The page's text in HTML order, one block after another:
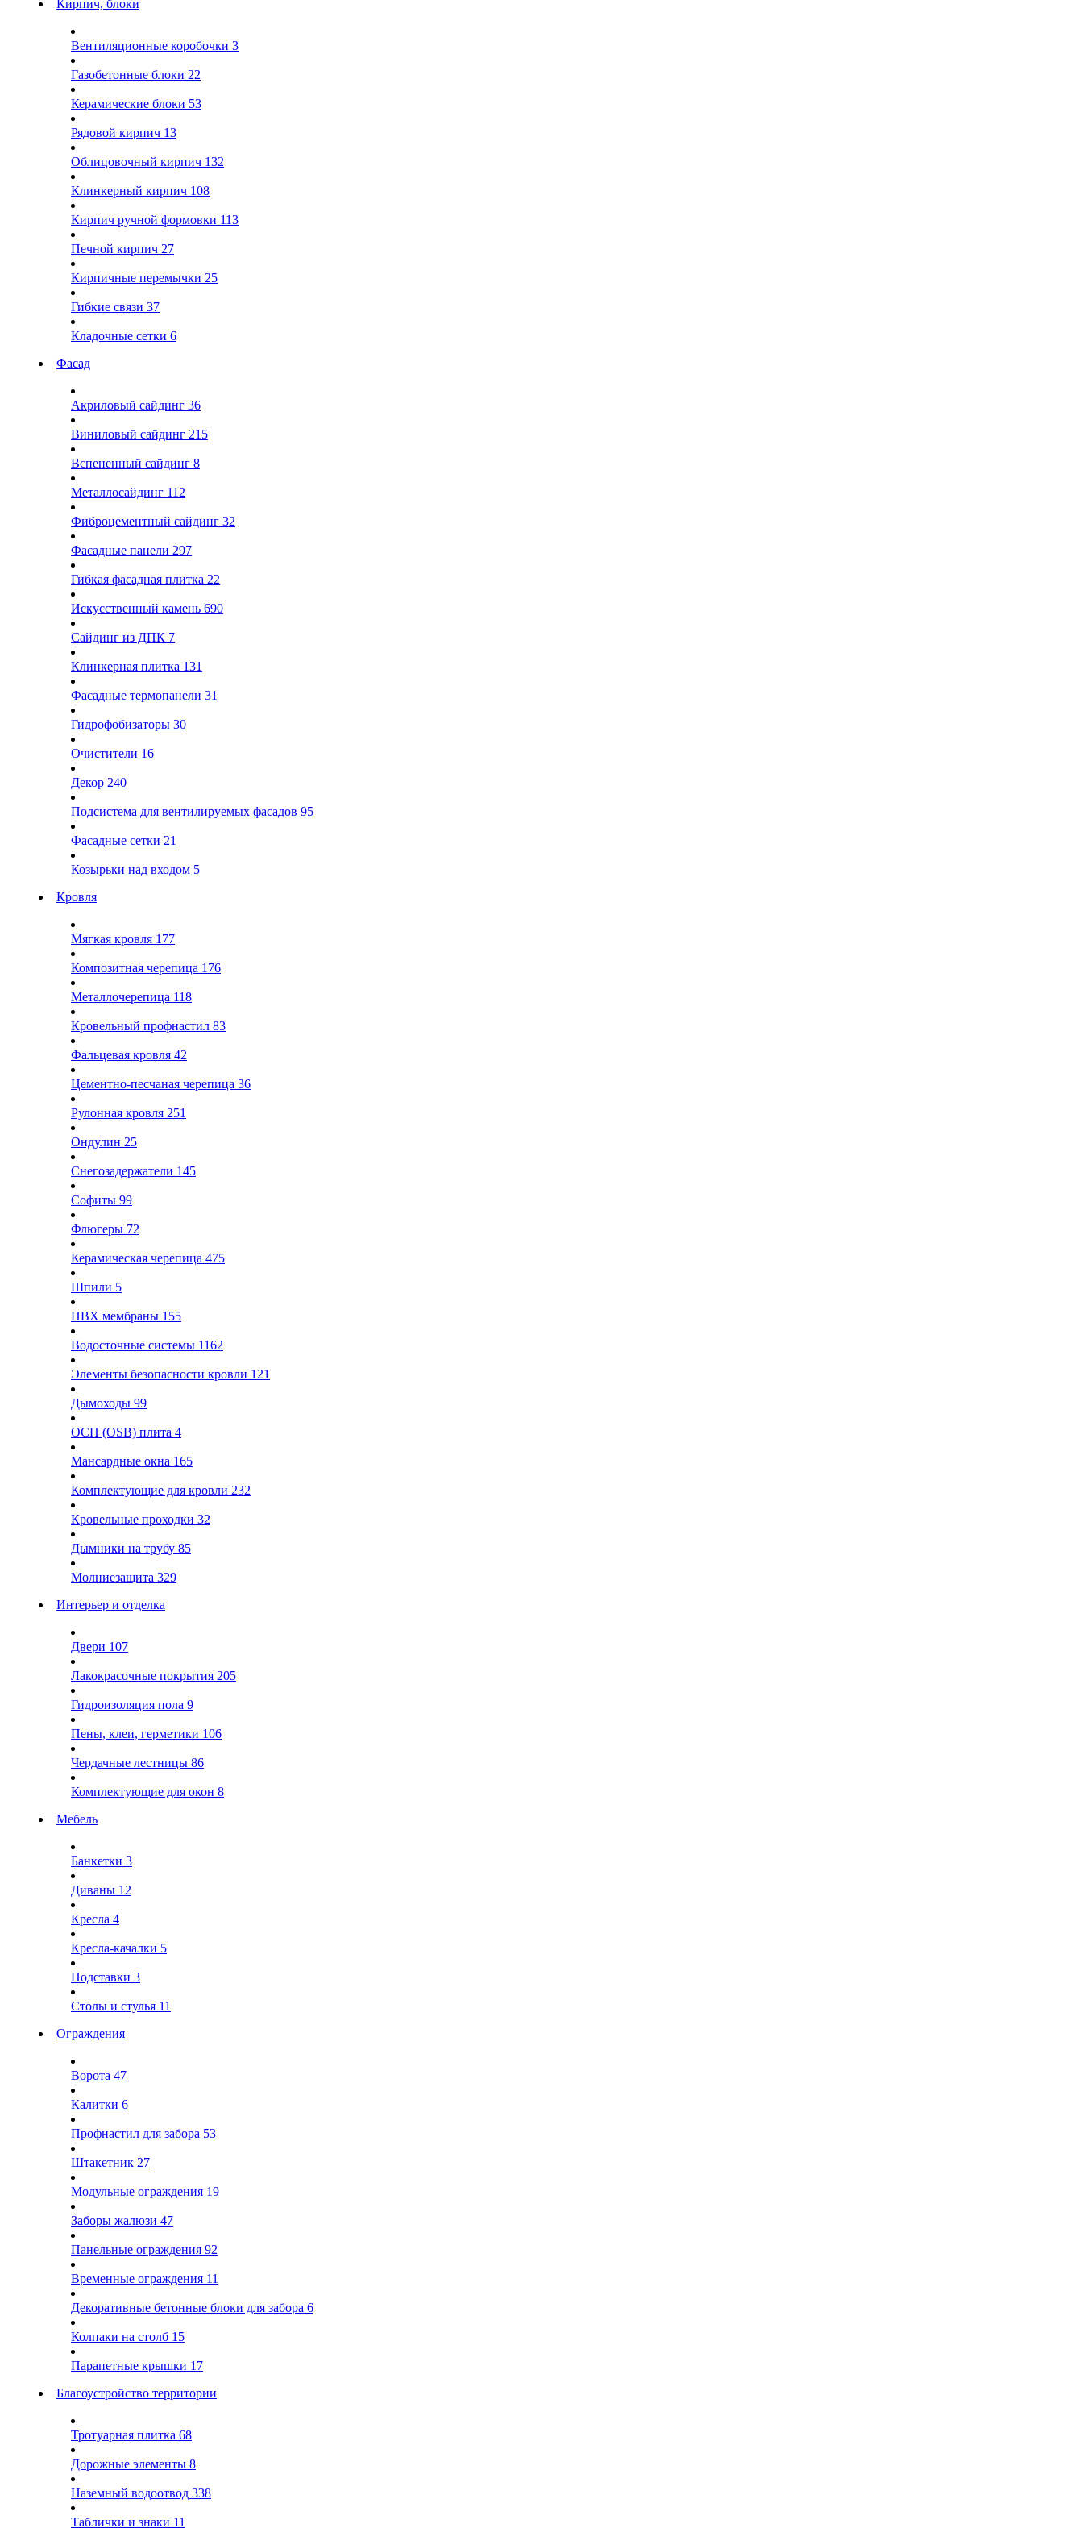
Кирпич, блоки
Вентиляционные коробочки 3
Газобетонные блоки 22
Керамические блоки 53
Рядовой кирпич 13
Облицовочный кирпич 132
Клинкерный кирпич 108
Кирпич ручной формовки 113
Печной кирпич 27
Кирпичные перемычки 25
Гибкие связи 37
Кладочные сетки 6
Фасад
Акриловый сайдинг 36
Виниловый сайдинг 215
Вспененный сайдинг 8
Металлосайдинг 112
Фиброцементный сайдинг 32
Фасадные панели 297
Гибкая фасадная плитка 22
Искусственный камень 690
Сайдинг из ДПК 7
Клинкерная плитка 131
Фасадные термопанели 31
Гидрофобизаторы 30
Очистители 16
Декор 240
Подсистема для вентилируемых фасадов 95
Фасадные сетки 21
Козырьки над входом 5
Кровля
Мягкая кровля 177
Композитная черепица 176
Металлочерепица 118
Кровельный профнастил 83
Фальцевая кровля 42
Цементно-песчаная черепица 36
Рулонная кровля 251
Ондулин 25
Снегозадержатели 145
Софиты 99
Флюгеры 72
Керамическая черепица 475
Шпили 5
ПВХ мембраны 155
Водосточные системы 1162
Элементы безопасности кровли 121
Дымоходы 99
ОСП (OSB) плита 4
Мансардные окна 165
Комплектующие для кровли 232
Кровельные проходки 32
Дымники на трубу 85
Молниезащита 329
Интерьер и отделка
Двери 107
Лакокрасочные покрытия 205
Гидроизоляция пола 9
Пены, клеи, герметики 106
Чердачные лестницы 86
Комплектующие для окон 8
Мебель
Банкетки 3
Диваны 12
Кресла 4
Кресла-качалки 5
Подставки 3
Столы и стулья 11
Ограждения
Ворота 47
Калитки 6
Профнастил для забора 53
Штакетник 27
Модульные ограждения 19
Заборы жалюзи 47
Панельные ограждения 92
Временные ограждения 11
Декоративные бетонные блоки для забора 6
Колпаки на столб 15
Парапетные крышки 17
Благоустройство территории
Тротуарная плитка 68
Дорожные элементы 8
Наземный водоотвод 338
Таблички и знаки 11